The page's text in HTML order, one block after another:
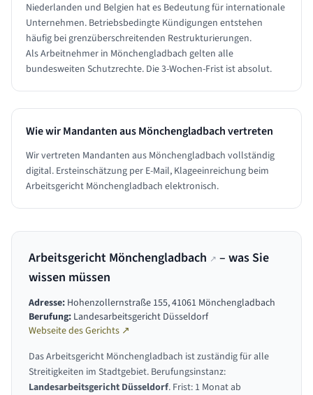
Niederlanden und Belgien hat es Bedeutung für internationale
Unternehmen. Betriebsbedingte Kündigungen entstehen
häufig bei grenzüberschreitenden Restrukturierungen.
Als Arbeitnehmer in Mönchengladbach gelten alle
bundesweiten Schutzrechte. Die 3-Wochen-Frist ist absolut.
Wie wir Mandanten ausMönchengladbachvertreten
Wir vertreten Mandanten aus Mönchengladbach vollständig
digital. Ersteinschätzung per E-Mail, Klageeinreichung beim
Arbeitsgericht Mönchengladbach elektronisch.
Arbeitsgericht Mönchengladbach ↗ – was Sie
wissen müssen
Adresse: Hohenzollernstraße 155, 41061 Mönchengladbach
Berufung: Landesarbeitsgericht Düsseldorf
Webseite des Gerichts ↗
Das Arbeitsgericht Mönchengladbach ist zuständig für alle
Streitigkeiten im Stadtgebiet. Berufungsinstanz:
Landesarbeitsgericht Düsseldorf. Frist: 1 Monat ab